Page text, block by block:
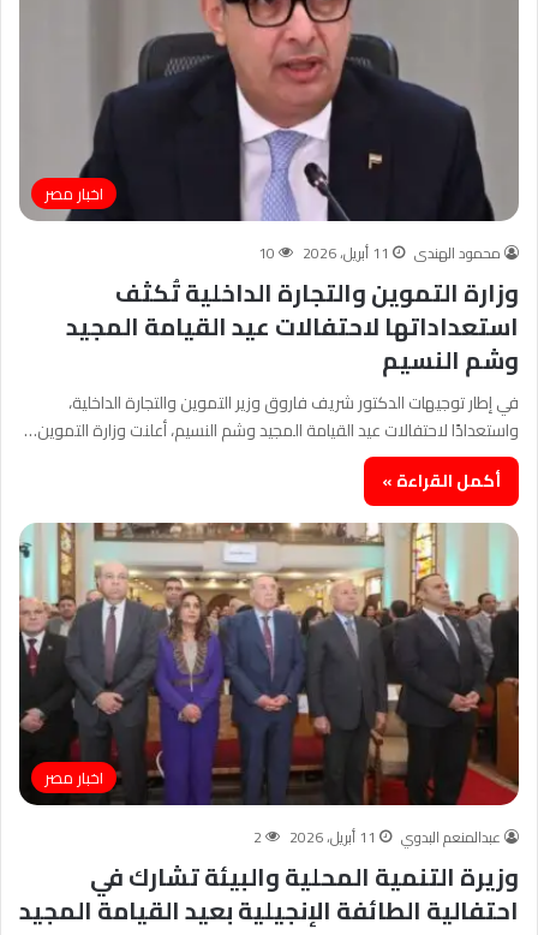
اخبار مصر
محمود الهندى 11 أبريل، 2026 10
وزارة التموين والتجارة الداخلية تُكثف
استعداداتها لاحتفالات عيد القيامة المجيد
وشم النسيم
في إطار توجيهات الدكتور شريف فاروق وزير التموين والتجارة الداخلية،
واستعدادًا لاحتفالات عيد القيامة المجيد وشم النسيم، أعلنت وزارة التموين…
أكمل القراءة »
اخبار مصر
عبدالمنعم البدوي 11 أبريل، 2026 2
وزيرة التنمية المحلية والبيئة تشارك في
احتفالية الطائفة الإنجيلية بعيد القيامة المجيد